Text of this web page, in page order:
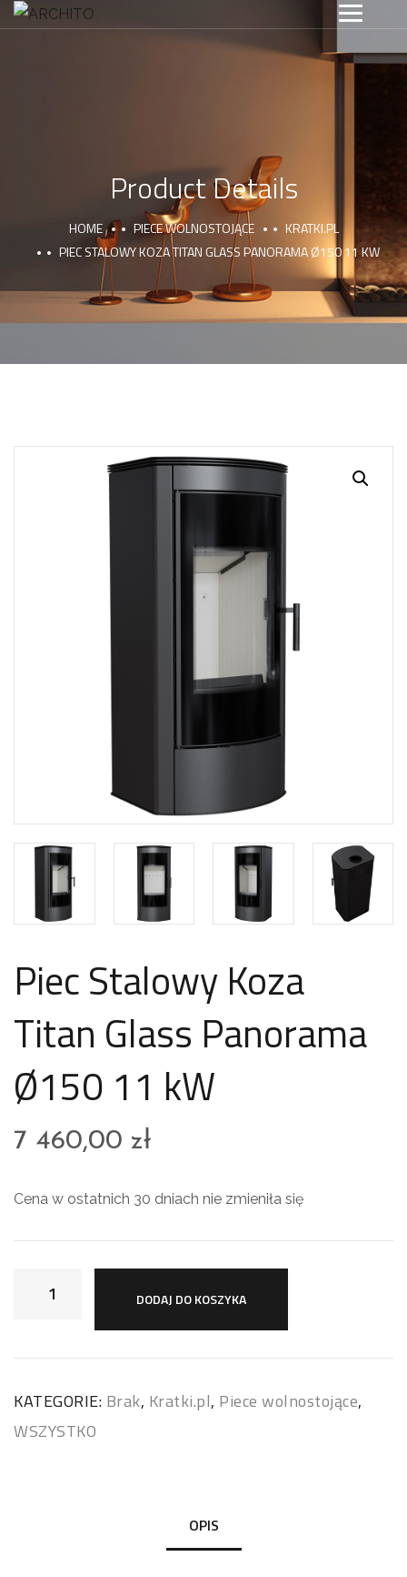
Product Details
HOME PIECE WOLNOSTOJĄCE
KRATKI.PL
PIEC STALOWY KOZA TITAN GLASS PANORAMA Ø150 11 KW
Piec Stalowy Koza
Titan Glass Panorama
Ø150 11 kW
7 460,00 zł
Cena w ostatnich 30 dniach nie zmieniła się
DODAJ DO KOSZYKA
KATEGORIE: Brak, Kratki.pl, Piece wolnostojące,
WSZYSTKO
OPIS